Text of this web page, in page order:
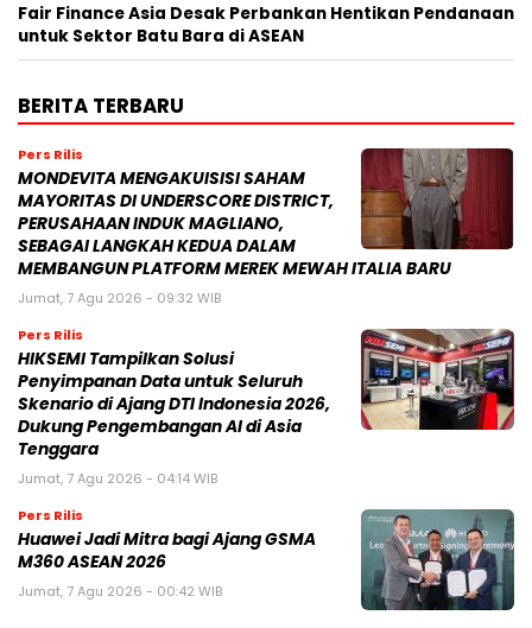
Fair Finance Asia Desak Perbankan Hentikan Pendanaan
untuk Sektor Batu Bara di ASEAN
BERITA TERBARU
Pers Rilis
MONDEVITA MENGAKUISISI SAHAM
MAYORITAS DI UNDERSCORE DISTRICT,
PERUSAHAAN INDUK MAGLIANO,
SEBAGAI LANGKAH KEDUA DALAM
MEMBANGUN PLATFORM MEREK MEWAH ITALIA BARU
Jumat, 7 Agu 2026 - 09:32 WIB
Pers Rilis
HIKSEMI Tampilkan Solusi
Penyimpanan Data untuk Seluruh
Skenario di Ajang DTI Indonesia 2026,
Dukung Pengembangan AI di Asia
Tenggara
Jumat, 7 Agu 2026 - 04:14 WIB
Pers Rilis
Huawei Jadi Mitra bagi Ajang GSMA
M360 ASEAN 2026
Jumat, 7 Agu 2026 - 00:42 WIB